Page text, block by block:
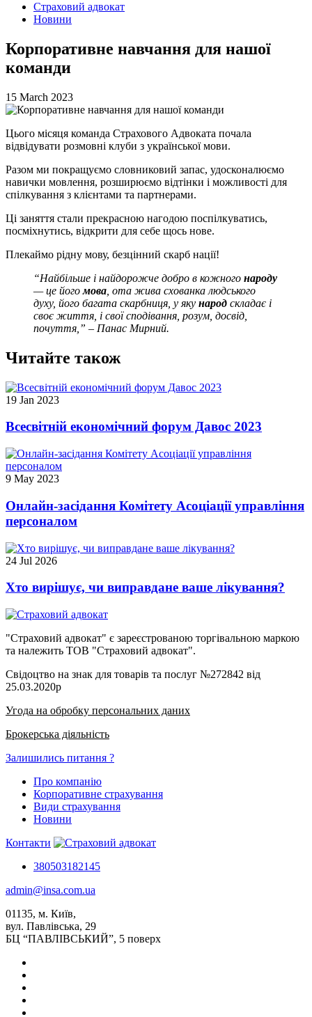
Страховий адвокат
Новини
Корпоративне навчання для нашої
команди
15 March 2023
Цього місяця команда Страхового Адвоката почала
відвідувати розмовні клуби з української мови.
Разом ми покращуємо словниковий запас, удосконалюємо
навички мовлення, розширюємо відтінки і можливості для
спілкування з клієнтами та партнерами.
Ці заняття стали прекрасною нагодою поспілкуватись,
посміхнутись, відкрити для себе щось нове.
Плекаймо рідну мову, безцінний скарб нації!
“Найбільше і найдорожче добро в кожного народу
— це йогомова , ота жива схованка людського
духу, його багата скарбниця, у яку народ складає і
своє життя, і свої сподівання, розум, досвід,
почуття,” – Панас Мирний.
Читайте також
19 Jan 2023
Всесвітній економічний форум Давос 2023
9 May 2023
Онлайн-засідання Комітету Асоціації управління
персоналом
24 Jul 2026
Хто вирішує, чи виправдане ваше лікування?
"Страховий адвокат" є зареєстрованою торгівальною маркою
та належить ТОВ "Страховий адвокат".
Свідоцтво на знак для товарів та послуг №272842 від
25.03.2020р
Угода на обробку персональних даних
Брокерська діяльність
Залишились питання ?
Про компанію
Корпоративне страхування
Види страхування
Новини
Контакти
380503182145
admin@insa.com.ua
01135, м. Київ,
вул. Павлівська, 29
БЦ “ПАВЛІВСЬКИЙ”, 5 поверх